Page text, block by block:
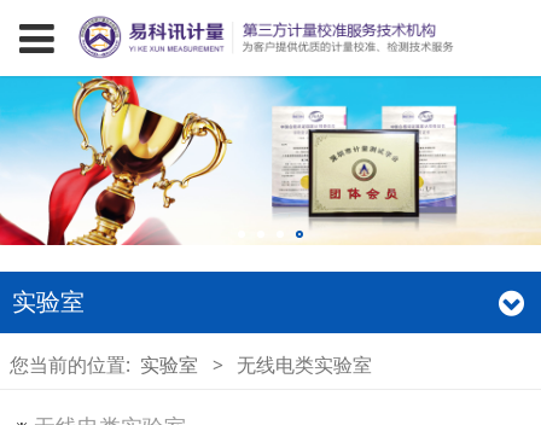
实验室
您当前的位置: 实验室 > 无线电类实验室